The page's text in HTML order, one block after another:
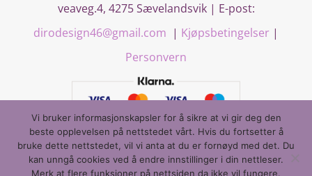
veaveg.4, 4275 Sævelandsvik| E-post:
dirodesign46@gmail.com | Kjøpsbetingelser |
Personvern
Vi bruker informasjonskapsler for å sikre at vi gir deg den
beste opplevelsen på nettstedet vårt. Hvis du fortsetter å
bruke dette nettstedet, vil vi anta at du er fornøyd med det. Du
kan unngå cookies ved å endre innstillinger i din nettleser.
Merk at flere funksjoner på nettsiden da ikke vil fungere.